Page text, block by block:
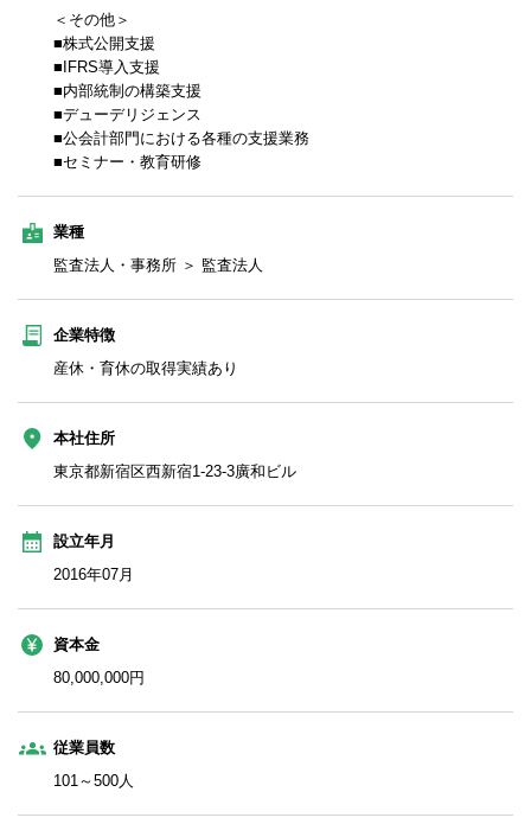
＜その他＞
■株式公開支援
■IFRS導入支援
■内部統制の構築支援
■デューデリジェンス
■公会計部門における各種の支援業務
■セミナー・教育研修
業種
監査法人・事務所 ＞ 監査法人
企業特徴
産休・育休の取得実績あり
本社住所
東京都新宿区西新宿1-23-3廣和ビル
設立年月
2016年07月
資本金
80,000,000円
従業員数
101～500人